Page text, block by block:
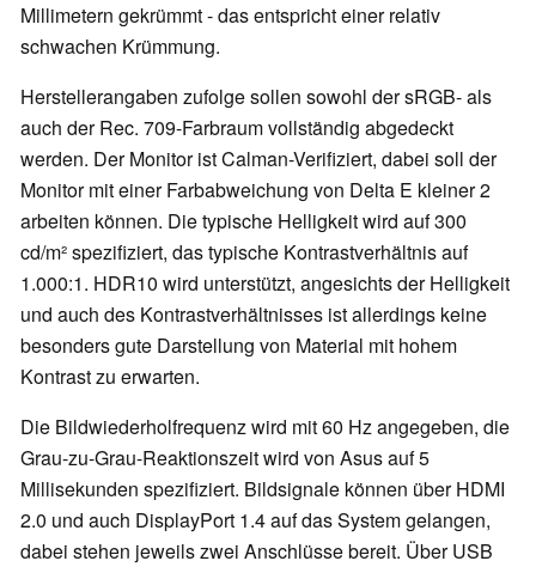
Millimetern gekrümmt - das entspricht einer relativ
schwachen Krümmung.
Herstellerangaben zufolge sollen sowohl der sRGB- als
auch der Rec. 709-Farbraum vollständig abgedeckt
werden. Der Monitor ist Calman-Verifiziert, dabei soll der
Monitor mit einer Farbabweichung von Delta E kleiner 2
arbeiten können. Die typische Helligkeit wird auf 300
cd/m² spezifiziert, das typische Kontrastverhältnis auf
1.000:1. HDR10 wird unterstützt, angesichts der Helligkeit
und auch des Kontrastverhältnisses ist allerdings keine
besonders gute Darstellung von Material mit hohem
Kontrast zu erwarten.
Die Bildwiederholfrequenz wird mit 60 Hz angegeben, die
Grau-zu-Grau-Reaktionszeit wird von Asus auf 5
Millisekunden spezifiziert. Bildsignale können über HDMI
2.0 und auch DisplayPort 1.4 auf das System gelangen,
dabei stehen jeweils zwei Anschlüsse bereit. Über USB